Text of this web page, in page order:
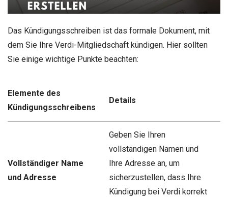
Das Kündigungsschreiben ist das formale Dokument, mit
dem Sie Ihre Verdi-Mitgliedschaft kündigen. Hier sollten
Sie einige wichtige Punkte beachten:
Elemente des
Kündigungsschreibens
Details
Vollständiger Name
und Adresse
Geben Sie Ihren
vollständigen Namen und
Ihre Adresse an, um
sicherzustellen, dass Ihre
Kündigung bei Verdi korrekt